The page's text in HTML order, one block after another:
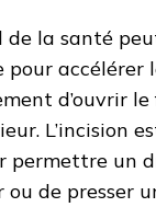
de la santé
accélérer
d’ouvrir
L’incision
permettre un
de presser